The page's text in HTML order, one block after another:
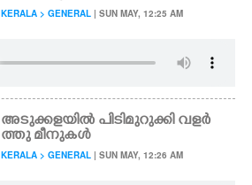
KERALA > GENERAL | SUN MAY, 12:25 AM
അടുക്കളയിൽ പിടിമുറുക്കി വളർ
ത്തു മീനുകൾ
KERALA > GENERAL | SUN MAY, 12:26 AM